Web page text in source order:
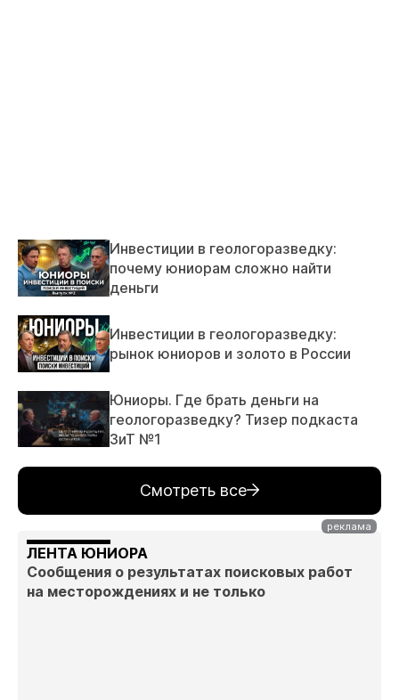
Инвестиции в геологоразведку:
почему юниорам сложно найти
деньги
Инвестиции в геологоразведку:
рынок юниоров и золото в России
Юниоры. Где брать деньги на
геологоразведку? Тизер подкаста
ЗиТ №1
Смотреть все
ЛЕНТА ЮНИОРА
Сообщения о результатах поисковых работ
на месторождениях и не только